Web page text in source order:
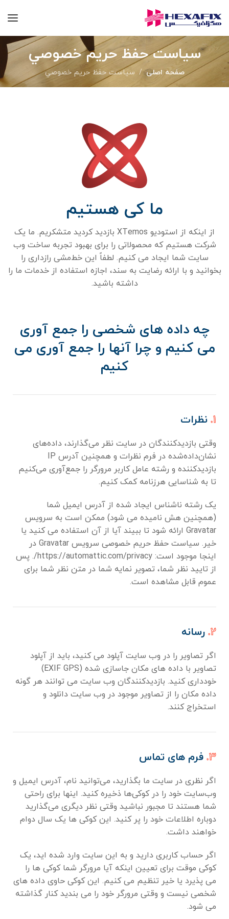
سياست حفظ حريم خصوصي
صفحه اصلی سياست حفظ حريم خصوصي
ما کی هستیم
از اینکه از استودیو XTemos بازدید کردید متشکریم. ما یک
شرکت هستیم که محصولاتی را برای بهبود تجربه ساخت وب
سایت شما ایجاد می کنیم. لطفاً این خط‌مشی رازداری را
بخوانید و با ارائه رضایت به سند، اجازه استفاده از خدمات ما را
داشته باشید.
چه داده های شخصی را جمع آوری
می کنیم و چرا آنها را جمع آوری می
کنیم
۱. نظرات
وقتی بازدیدکنندگان در سایت نظر می‌گذارند، داده‌های
نشان‌داده‌شده در فرم نظرات و همچنین آدرس IP
بازدیدکننده و رشته عامل کاربر مرورگر را جمع‌آوری می‌کنیم
تا به شناسایی هرزنامه کمک کنیم.
یک رشته ناشناس ایجاد شده از آدرس ایمیل شما
(همچنین هش نامیده می شود) ممکن است به سرویس
Gravatar ارائه شود تا ببیند آیا از آن استفاده می کنید یا
خیر. سیاست حفظ حریم خصوصی سرویس Gravatar در
اینجا موجود است: https://automattic.com/privacy/. پس
از تایید نظر شما، تصویر نمایه شما در متن نظر شما برای
عموم قابل مشاهده است.
۲. رسانه
اگر تصاویر را در وب سایت آپلود می کنید، باید از آپلود
تصاویر با داده های مکان جاسازی شده (EXIF GPS)
خودداری کنید. بازدیدکنندگان وب سایت می توانند هر گونه
داده مکان را از تصاویر موجود در وب سایت دانلود و
استخراج کنند.
۳. فرم های تماس
اگر نظری در سایت ما بگذارید، می‌توانید نام، آدرس ایمیل و
وب‌سایت خود را در کوکی‌ها ذخیره کنید. اینها برای راحتی
شما هستند تا مجبور نباشید وقتی نظر دیگری می‌گذارید
دوباره اطلاعات خود را پر کنید. این کوکی ها یک سال دوام
خواهند داشت.
اگر حساب کاربری دارید و به این سایت وارد شده اید، یک
کوکی موقت برای تعیین اینکه آیا مرورگر شما کوکی ها را
می پذیرد یا خیر تنظیم می کنیم. این کوکی حاوی داده های
شخصی نیست و وقتی مرورگر خود را می بندید کنار گذاشته
می شود.